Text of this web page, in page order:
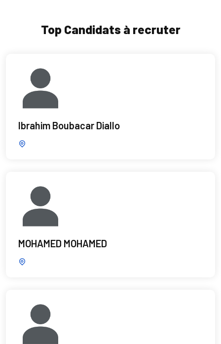
Top Candidats à recruter
Ibrahim Boubacar Diallo
MOHAMED MOHAMED